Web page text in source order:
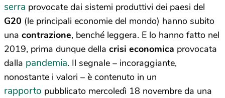
serra provocate dai sistemi produttivi dei paesi del
G20 (le principali economie del mondo) hanno subito
una contrazione, benché leggera. E lo hanno fatto nel
2019, prima dunque della crisi economica provocata
dalla pandemia. Il segnale – incoraggiante,
nonostante i valori – è contenuto in un
rapporto pubblicato mercoledì 18 novembre da una